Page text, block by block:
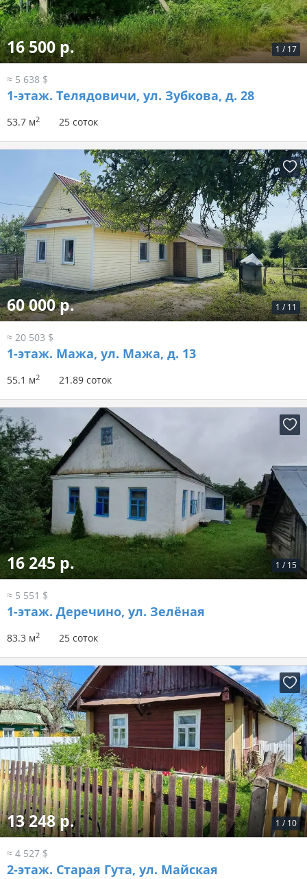
1 / 17
16 500 р.
≈ 5 638 $
1-этаж. Телядовичи, ул. Зубкова, д. 28
53.7 м2 25 соток
1 / 11
60 000 р.
≈ 20 503 $
1-этаж. Мажа, ул. Мажа, д. 13
55.1 м2 21.89 соток
1 / 15
16 245 р.
≈ 5 551 $
1-этаж. Деречино, ул. Зелёная
83.3 м2 25 соток
1 / 10
13 248 р.
≈ 4 527 $
2-этаж. Старая Гута, ул. Майская